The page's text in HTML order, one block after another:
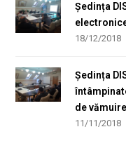
Ședința
18/12/2018
Ședința
de
11/11/2018